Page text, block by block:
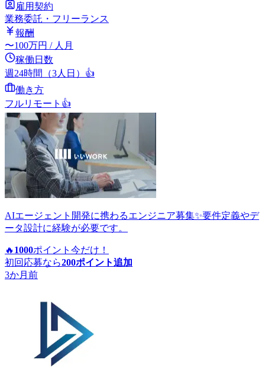
雇用契約
業務委託・フリーランス
報酬
〜100万円 / 人月
稼働日数
週24時間（3人日） 👍
働き方
フルリモート 👍
AIエージェント開発に携わるエンジニア募集✨要件定義やデ
ータ設計に経験が必要です。
🔥 1000ポイント 今だけ！
初回応募なら200ポイント追加
3か月前